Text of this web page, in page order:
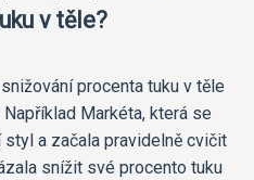
v těle?
procenta tuku v těle
Markéta, která se
a začala pravidelně cvičit
snížit své procento tuku